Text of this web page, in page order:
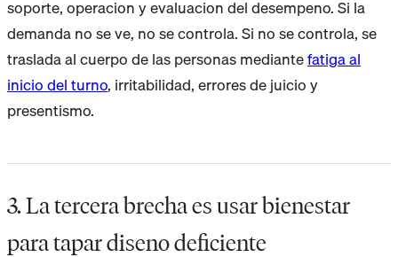
soporte, operacion y evaluacion del desempeno. Si la
demanda no se ve, no se controla. Si no se controla, se
traslada al cuerpo de las personas mediantefatiga al
inicio del turno, irritabilidad, errores de juicio y
presentismo.
3. La tercera brecha es usar bienestar
para tapar diseno deficiente